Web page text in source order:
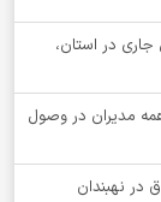
در استان،
همه مدیران در وصول